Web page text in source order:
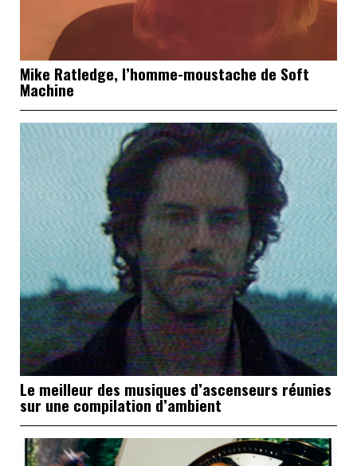
Mike Ratledge, l’homme-moustache de Soft
Machine
Le meilleur des musiques d’ascenseurs réunies
sur une compilation d’ambient